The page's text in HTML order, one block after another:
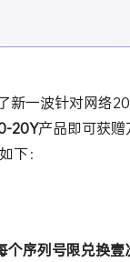
新一波针对网络
20Y产品即可获
下：
个序列号限兑换壹